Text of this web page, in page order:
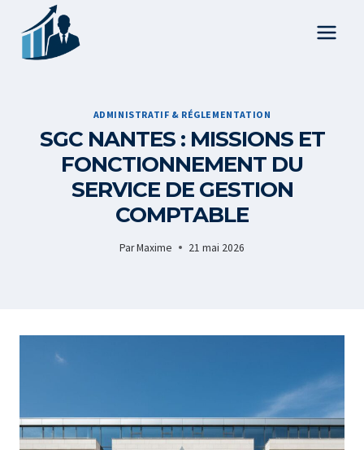
contenu
ADMINISTRATIF & RÉGLEMENTATION
SGC NANTES : MISSIONS ET
FONCTIONNEMENT DU
SERVICE DE GESTION
COMPTABLE
ParMaxime 21 mai 2026